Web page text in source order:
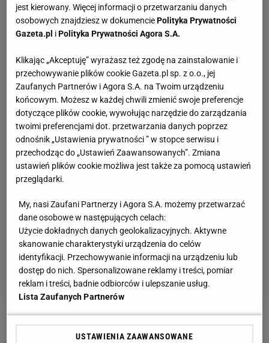
Zobacz wideo"Byłem obrażony, ale już mi
jest kierowany. Więcej informacji o przetwarzaniu danych
osobowych znajdziesz w dokumenciePolityka Prywatności
Gazeta.pl iPolityka Prywatności Agora S.A.
Klikając „Akceptuję” wyrażasz też zgodę na zainstalowanie i
przechowywanie plików cookie Gazeta.pl sp. z o.o., jej
Zaufanych Partnerów i Agora S.A. na Twoim urządzeniu
końcowym. Możesz w każdej chwili zmienić swoje preferencje
dotyczące plików cookie, wywołując narzędzie do zarządzania
twoimi preferencjami dot. przetwarzania danych poprzez
odnośnik „Ustawienia prywatności ” w stopce serwisu i
przechodząc do „Ustawień Zaawansowanych”. Zmiana
ustawień plików cookie możliwa jest także za pomocą ustawień
przeglądarki.
My, nasi Zaufani Partnerzy i Agora S.A. możemy przetwarzać
dane osobowe w następujących celach:
Użycie dokładnych danych geolokalizacyjnych. Aktywne
skanowanie charakterystyki urządzenia do celów
identyfikacji. Przechowywanie informacji na urządzeniu lub
dostęp do nich. Spersonalizowane reklamy i treści, pomiar
reklam i treści, badnie odbiorców i ulepszanie usług.
Lista Zaufanych Partnerów
USTAWIENIA ZAAWANSOWANE